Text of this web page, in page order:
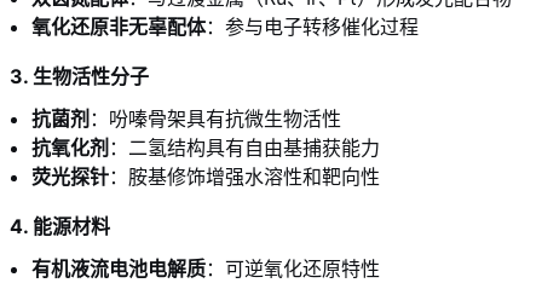
氧化还原非无辜配体：参与电子转移催化过程
3. 生物活性分子
抗菌剂 ：吩嗪骨架具有抗微生物活性
抗氧化剂 ：二氢结构具有自由基捕获能力
荧光探针：胺基修饰增强水溶性和靶向性
4. 能源材料
有机液流电池电解质：可逆氧化还原特性